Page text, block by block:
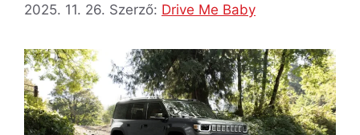
2025. 11. 26. Szerző: Drive Me Baby